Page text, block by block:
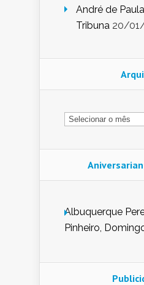
André de
Tribuna 20/
Arquivo
Albuquerque
Pinheiro,
Nunes de Sena,